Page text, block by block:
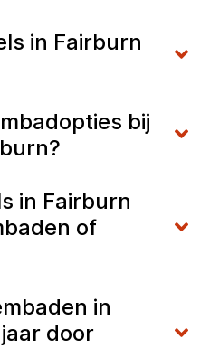
in Fairburn
bij
in Fairburn
of
in
door